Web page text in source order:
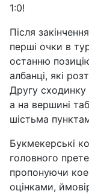
1:0!
Після
перші очки в
останню
албанці, які
Другу
а на вершині
шістьма
Букмекерські
головного
пропонуючи
оцінками,